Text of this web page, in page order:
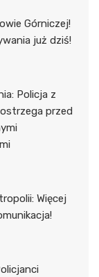
Górniczej!
już dziś!
Policja z
przed
Więcej